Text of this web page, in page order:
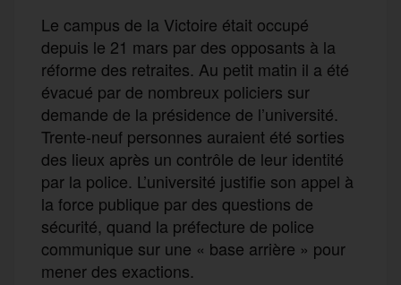
Le campus de la Victoire était occupé
depuis le 21 mars par des opposants à la
réforme des retraites. Au petit matin il a été
évacué par de nombreux policiers sur
demande de la présidence de l’université.
Trente-neuf personnes auraient été sorties
des lieux après un contrôle de leur identité
par la police. L’université justifie son appel à
la force publique par des questions de
sécurité, quand la préfecture de police
communique sur une « base arrière » pour
mener des exactions.